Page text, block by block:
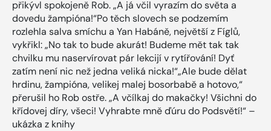
přikývl spokojeně Rob. „A já včil vyrazím do světa a
dovedu žampióna!“Po těch slovech se podzemím
rozlehla salva smíchu a Yan Habáně, největší z Fíglů,
vykřikl: „No tak to bude akurát! Budeme mět tak tak
chvilku mu naservírovat pár lekcijí v rytířování! Dyť
zatím není nic než jedna veliká nicka!“„Ale bude dělat
hrdinu, žampióna, velikej malej bosorbabě a hotovo,“
přerušil ho Rob ostře. „A včílkaj do makačky! Všichni do
křídovej díry, všeci! Vyhrabte mně ďúru do Podsvětí!“ –
ukázka z knihy